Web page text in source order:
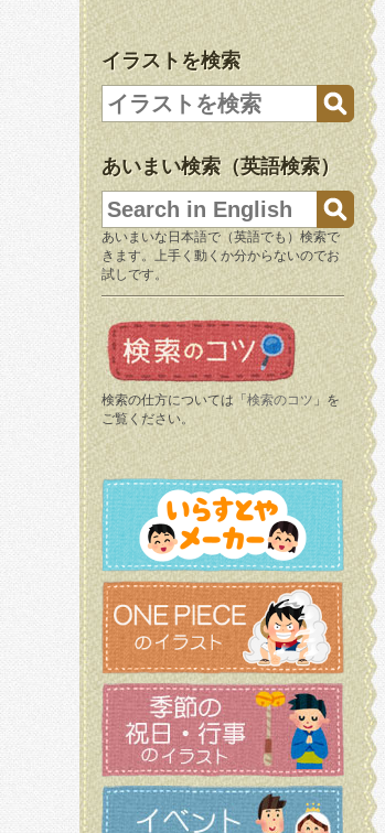
イラストを検索
あいまい検索（英語検索）
あいまいな日本語で（英語でも）検索で
きます。上手く動くか分からないのでお
試しです。
検索の仕方については「 検索のコツ 」を
ご覧ください。